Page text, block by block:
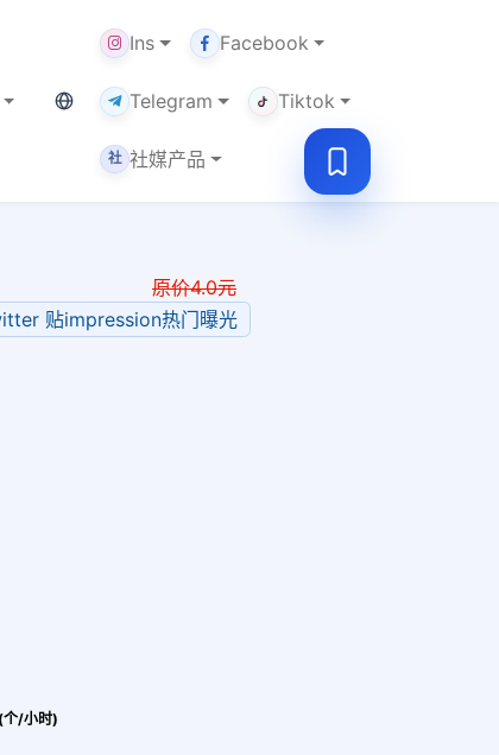
当前语言：繁体
Ins Facebook
Telegram Tiktok
社 社媒产品
原价4.0元
贴impression热门曝光
/小时)